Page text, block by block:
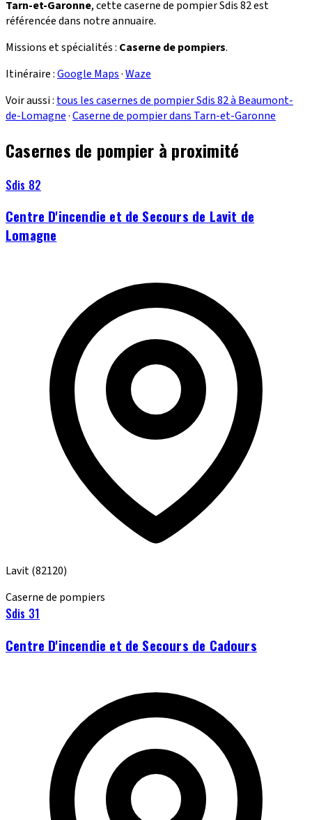
Tarn-et-Garonne, cette caserne de pompier Sdis 82 est
référencée dans notre annuaire.
Missions et spécialités : Caserne de pompiers.
Itinéraire :Google Maps·Waze
Voir aussi : tous les casernes de pompier Sdis 82 à Beaumont-
de-Lomagne·Caserne de pompier dans Tarn-et-Garonne
Casernes de pompier à proximité
Sdis 82
Centre D'incendie et de Secours de Lavit de
Lomagne
Lavit(82120)
Caserne de pompiers
Sdis 31
Centre D'incendie et de Secours de Cadours